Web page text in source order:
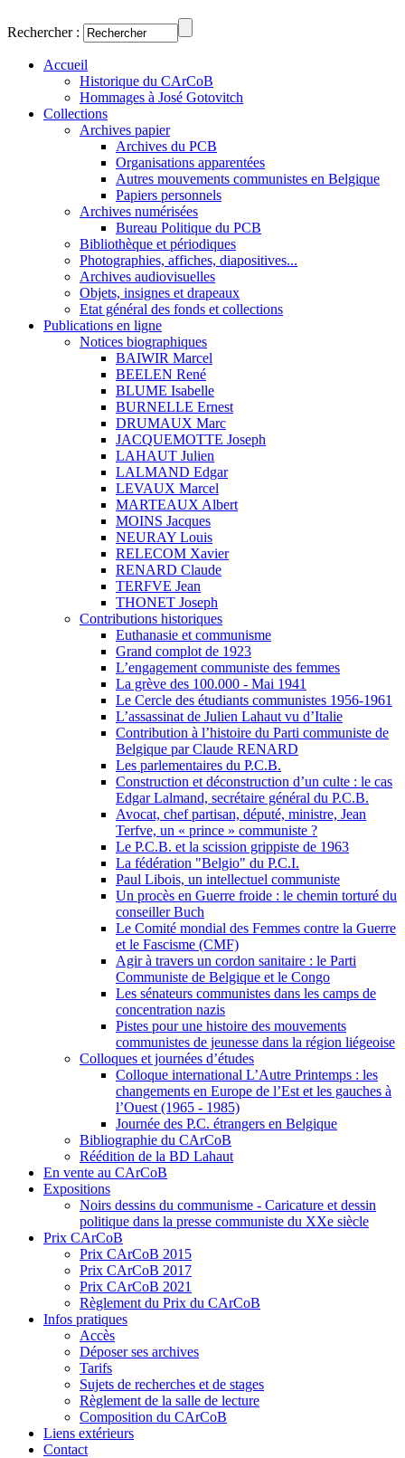
Rechercher :
Accueil
Historique du CArCoB
Hommages à José Gotovitch
Collections
Archives papier
Archives du PCB
Organisations apparentées
Autres mouvements communistes en Belgique
Papiers personnels
Archives numérisées
Bureau Politique du PCB
Bibliothèque et périodiques
Photographies, affiches, diapositives...
Archives audiovisuelles
Objets, insignes et drapeaux
Etat général des fonds et collections
Publications en ligne
Notices biographiques
BAIWIR Marcel
BEELEN René
BLUME Isabelle
BURNELLE Ernest
DRUMAUX Marc
JACQUEMOTTE Joseph
LAHAUT Julien
LALMAND Edgar
LEVAUX Marcel
MARTEAUX Albert
MOINS Jacques
NEURAY Louis
RELECOM Xavier
RENARD Claude
TERFVE Jean
THONET Joseph
Contributions historiques
Euthanasie et communisme
Grand complot de 1923
L’engagement communiste des femmes
La grève des 100.000 - Mai 1941
Le Cercle des étudiants communistes 1956-1961
L’assassinat de Julien Lahaut vu d’Italie
Contribution à l’histoire du Parti communiste de
Belgique par Claude RENARD
Les parlementaires du P.C.B.
Construction et déconstruction d’un culte : le cas
Edgar Lalmand, secrétaire général du P.C.B.
Avocat, chef partisan, député, ministre, Jean
Terfve, un « prince » communiste ?
Le P.C.B. et la scission grippiste de 1963
La fédération "Belgio" du P.C.I.
Paul Libois, un intellectuel communiste
Un procès en Guerre froide : le chemin torturé du
conseiller Buch
Le Comité mondial des Femmes contre la Guerre
et le Fascisme (CMF)
Agir à travers un cordon sanitaire : le Parti
Communiste de Belgique et le Congo
Les sénateurs communistes dans les camps de
concentration nazis
Pistes pour une histoire des mouvements
communistes de jeunesse dans la région liégeoise
Colloques et journées d’études
Colloque international L’Autre Printemps : les
changements en Europe de l’Est et les gauches à
l’Ouest (1965 - 1985)
Journée des P.C. étrangers en Belgique
Bibliographie du CArCoB
Réédition de la BD Lahaut
En vente au CArCoB
Expositions
Noirs dessins du communisme - Caricature et dessin
politique dans la presse communiste du XXe siècle
Prix CArCoB
Prix CArCoB 2015
Prix CArCoB 2017
Prix CArCoB 2021
Règlement du Prix du CArCoB
Infos pratiques
Accès
Déposer ses archives
Tarifs
Sujets de recherches et de stages
Règlement de la salle de lecture
Composition du CArCoB
Liens extérieurs
Contact